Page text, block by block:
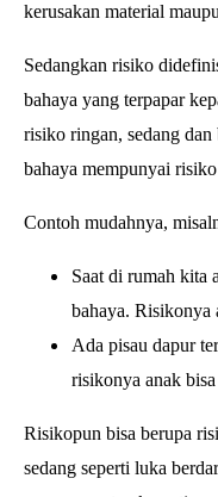
kerusakan material
Sedangkan risiko
bahaya yang terpapar
risiko ringan, sedang dan
bahaya mempunyai
Contoh mudahnya,
Saat di rumah kita
bahaya. Risikonya
Ada pisau dapur
risikonya anak
Risikopun bisa berupa
sedang seperti luka